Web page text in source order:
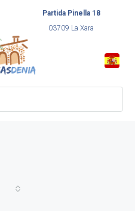
Partida Pinella 18
03709 La Xara